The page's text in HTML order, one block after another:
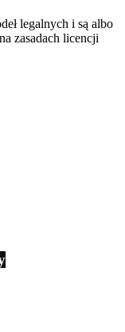
legalnych i są albo
zasadach licencji